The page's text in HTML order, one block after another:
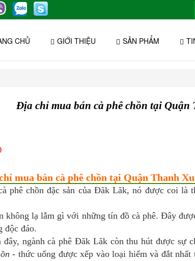
CHỦ GIỚI THIỆU SẢN PHẨM
Địa chỉ mua bán cà phê chồn tại Quận
mua bán cà phê chồn tại Quận Thanh
phê chồn đặc sản của Đăk Lăk, nó được coi là
không lạ lẫm gì với những tín đồ cà phê. Đây
độc đáo.
đây, ngành cà phê Đăk Lăk còn thu hút được sự
- thức uống được xếp vào loại hiếm và đắt